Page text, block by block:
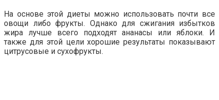
На основе этой диеты можно использовать почти все
овощи либо фрукты. Однако для сжигания избытков
жира лучше всего подходят ананасы или яблоки. И
также для этой цели хорошие результаты показывают
цитрусовые и сухофрукты.